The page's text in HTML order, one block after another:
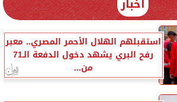
استقبلهم الهلال الأحمر المصري.. معبر
رفح البري يشهد دخول الدفعة الـ71
من...